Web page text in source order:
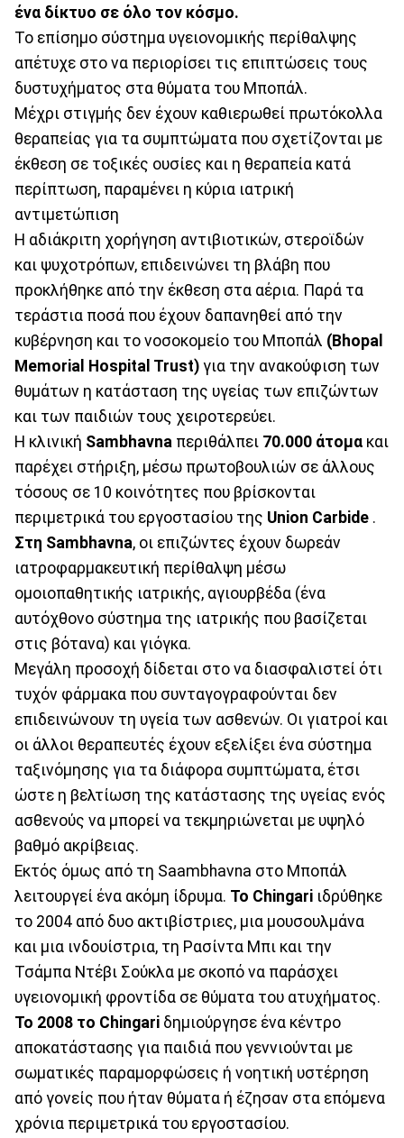
ένα δίκτυο σε όλο τον κόσμο.
Το επίσημο σύστημα υγειονομικής περίθαλψης
απέτυχε στο να περιορίσει τις επιπτώσεις τους
δυστυχήματος στα θύματα του Μποπάλ.
Μέχρι στιγμής δεν έχουν καθιερωθεί πρωτόκολλα
θεραπείας για τα συμπτώματα που σχετίζονται με
έκθεση σε τοξικές ουσίες και η θεραπεία κατά
περίπτωση, παραμένει η κύρια ιατρική
αντιμετώπιση
Η αδιάκριτη χορήγηση αντιβιοτικών, στεροϊδών
και ψυχοτρόπων, επιδεινώνει τη βλάβη που
προκλήθηκε από την έκθεση στα αέρια. Παρά τα
τεράστια ποσά που έχουν δαπανηθεί από την
κυβέρνηση και το νοσοκομείο του Μποπάλ (Bhopal
Memorial Hospital Trust) για την ανακούφιση των
θυμάτων η κατάσταση της υγείας των επιζώντων
και των παιδιών τους χειροτερεύει.
Η κλινική Sambhavna περιθάλπει 70.000 άτομα και
παρέχει στήριξη, μέσω πρωτοβουλιών σε άλλους
τόσους σε 10 κοινότητες που βρίσκονται
περιμετρικά του εργοστασίου της Union Carbide .
Στη Sambhavna, οι επιζώντες έχουν δωρεάν
ιατροφαρμακευτική περίθαλψη μέσω
ομοιοπαθητικής ιατρικής, αγιουρβέδα (ένα
αυτόχθονο σύστημα της ιατρικής που βασίζεται
στις βότανα) και γιόγκα.
Μεγάλη προσοχή δίδεται στο να διασφαλιστεί ότι
τυχόν φάρμακα που συνταγογραφούνται δεν
επιδεινώνουν τη υγεία των ασθενών. Οι γιατροί και
οι άλλοι θεραπευτές έχουν εξελίξει ένα σύστημα
ταξινόμησης για τα διάφορα συμπτώματα, έτσι
ώστε η βελτίωση της κατάστασης της υγείας ενός
ασθενούς να μπορεί να τεκμηριώνεται με υψηλό
βαθμό ακρίβειας.
Εκτός όμως από τη Saambhavna στο Μποπάλ
λειτουργεί ένα ακόμη ίδρυμα. Το Chingari ιδρύθηκε
το 2004 από δυο ακτιβίστριες, μια μουσουλμάνα
και μια ινδουίστρια, τη Ρασίντα Μπι και την
Τσάμπα Ντέβι Σούκλα με σκοπό να παράσχει
υγειονομική φροντίδα σε θύματα του ατυχήματος.
Το 2008 το Chingari δημιούργησε ένα κέντρο
αποκατάστασης για παιδιά που γεννιούνται με
σωματικές παραμορφώσεις ή νοητική υστέρηση
από γονείς που ήταν θύματα ή έζησαν στα επόμενα
χρόνια περιμετρικά του εργοστασίου.